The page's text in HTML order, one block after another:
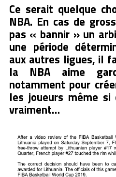
Ce serait quelque
NBA. En cas de
pas « bannir » un
une période
aux autres ligues, il
la NBA aime
notamment pour
les joueurs même
vraiment…